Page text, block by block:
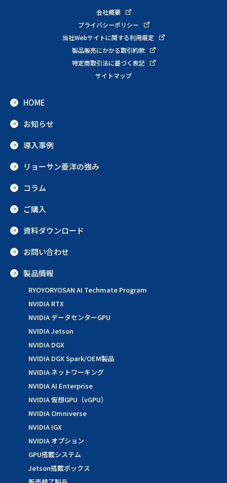
会社概要
プライバシーポリシー
当社Webサイトに関する利用規定
製品販売にかかる取引約款
特定商取引法に基づく表記
サイトマップ
HOME
お知らせ
導入事例
リョーサン菱洋の強み
コラム
ご購入
資料ダウンロード
お問い合わせ
製品情報
RYOYORYOSAN AI Techmate Program
NVIDIA RTX
NVIDIA データセンターGPU
NVIDIA Jetson
NVIDIA DGX
NVIDIA DGX Spark/OEM製品
NVIDIA ネットワーキング
NVIDIA AI Enterprise
NVIDIA 仮想GPU（vGPU）
NVIDIA Omniverse
NVIDIA IGX
NVIDIA オプション
GPU搭載システム
Jetson搭載ボックス